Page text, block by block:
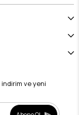
ve yeni